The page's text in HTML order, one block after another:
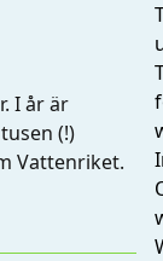
I år är
(!)
Vattenriket.